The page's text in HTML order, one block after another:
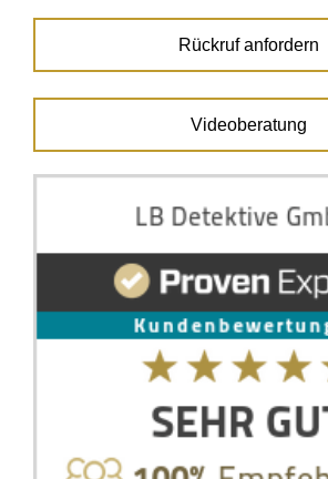
Rückruf anfordern
Videoberatung